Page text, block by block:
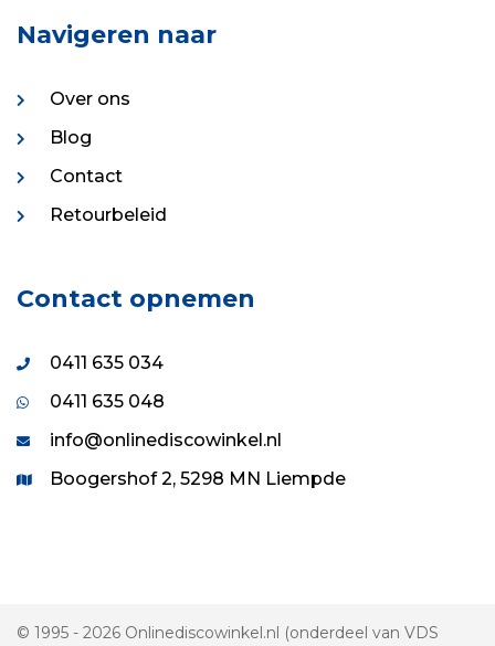
Navigeren naar
Over ons
Blog
Contact
Retourbeleid
Contact opnemen
0411 635 034
0411 635 048
info@onlinediscowinkel.nl
Boogershof 2, 5298 MN Liempde
© 1995 - 2026 Onlinediscowinkel.nl (onderdeel van VDS